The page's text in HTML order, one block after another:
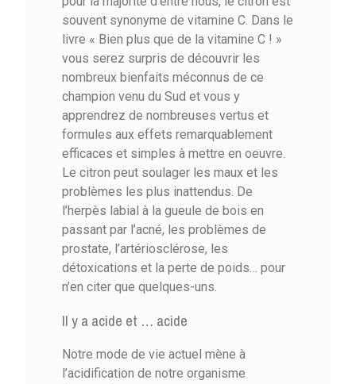
souvent synonyme de vitamine C. Dans le
livre « Bien plus que de la vitamine C ! »
vous serez surpris de découvrir les
nombreux bienfaits méconnus de ce
champion venu du Sud et vous y
apprendrez de nombreuses vertus et
formules aux effets remarquablement
efficaces et simples à mettre en oeuvre.
Le citron peut soulager les maux et les
problèmes les plus inattendus. De
l’herpès labial à la gueule de bois en
passant par l’acné, les problèmes de
prostate, l’artériosclérose, les
détoxications et la perte de poids… pour
n’en citer que quelques-uns.
Il y a acide et … acide
Notre mode de vie actuel mène à
l’acidification de notre organisme